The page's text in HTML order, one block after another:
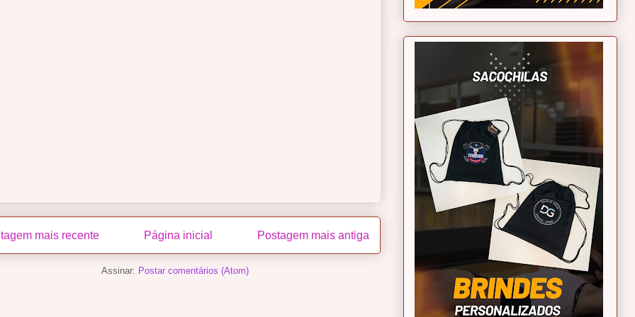
mais recente Postagem mais antiga
Página inicial
Assinar: Postar comentários (Atom)